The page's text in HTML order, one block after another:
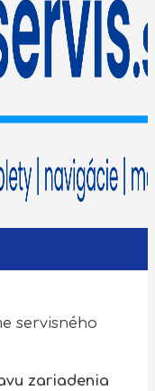
servisného
zariadenia